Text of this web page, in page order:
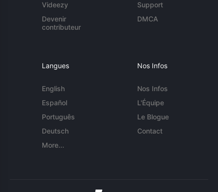
Videezy
Devenir
contributeur
Support
DMCA
Langues
English
Español
Português
Deutsch
More...
Nos Infos
Nos Infos
L'Équipe
Le Blogue
Contact